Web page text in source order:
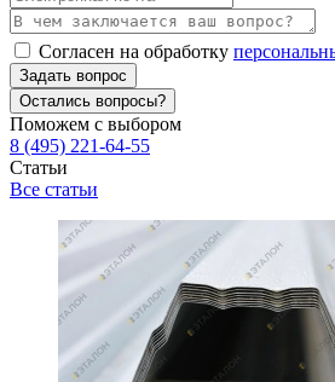
Согласен на обработку
Задать вопрос
Остались вопросы?
Поможем с выбором
8 (495) 221-64-55
Статьи
Все статьи